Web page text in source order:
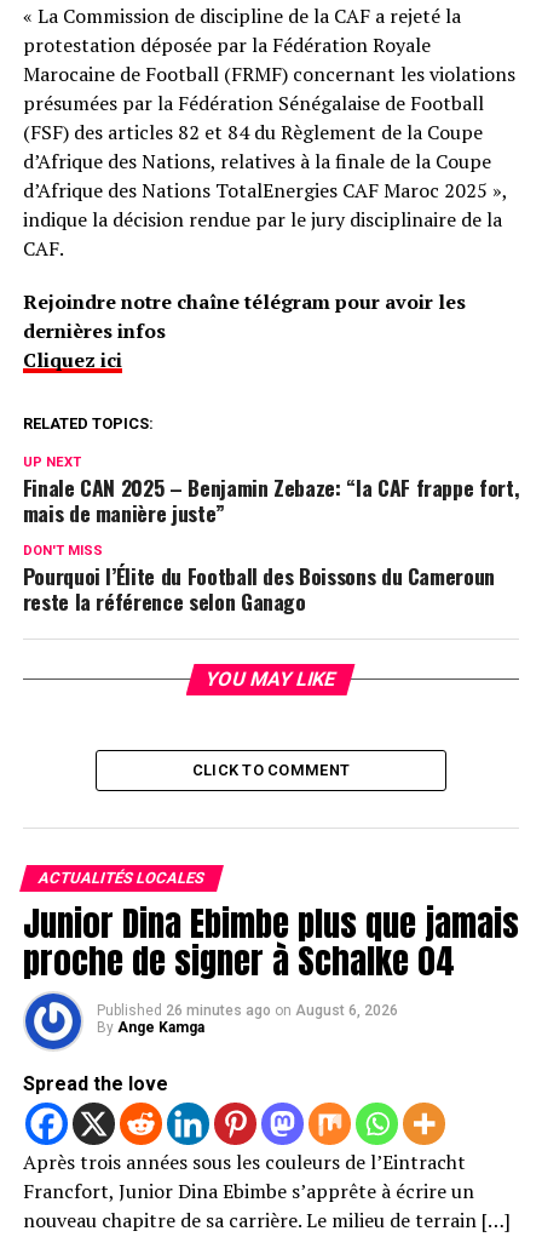
« La Commission de discipline de la CAF a rejeté la
protestation déposée par la Fédération Royale
Marocaine de Football (FRMF) concernant les violations
présumées par la Fédération Sénégalaise de Football
(FSF) des articles 82 et 84 du Règlement de la Coupe
d’Afrique des Nations, relatives à la finale de la Coupe
d’Afrique des Nations TotalEnergies CAF Maroc 2025 »,
indique la décision rendue par le jury disciplinaire de la
CAF.
Rejoindre notre chaîne télégram pour avoir les
dernières infos
Cliquez ici
RELATED TOPICS:
UP NEXT
Finale CAN 2025 – Benjamin Zebaze: “la CAF frappe fort,
mais de manière juste”
DON'T MISS
Pourquoi l’Élite du Football des Boissons du Cameroun
reste la référence selon Ganago
YOU MAY LIKE
CLICK TO COMMENT
ACTUALITÉS LOCALES
Junior Dina Ebimbe plus que jamais
proche de signer à Schalke 04
Published 26 minutes ago on August 6, 2026
By Ange Kamga
Spread the love
Après trois années sous les couleurs de l’Eintracht
Francfort, Junior Dina Ebimbe s’apprête à écrire un
nouveau chapitre de sa carrière. Le milieu de terrain […]